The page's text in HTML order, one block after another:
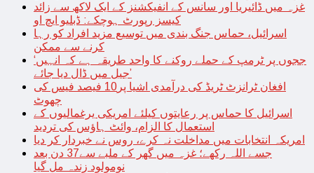
غزہ میں ڈائیریا اور سانس کے انفیکشنز کے ایک لاکھ سے زائد
کیسز رپورٹ ہوچکے: ڈبلیو ایچ او
اسرائیل، حماس جنگ بندی میں توسیع مزید افراد کو رہا
کرنے سے ممکن
‘ججوں پر ٹرمپ کے حملے روکنے کا واحد طریقہ ہے کہ انہیں
جیل میں ڈال دیا جائے’
افغان ٹرانزٹ ٹریڈ کی درآمدی اشیا پر10 فیصد فیس کی
چھوٹ
اسرائیل کا حماس پر رعایتوں کیلئے امریکی یرغمالیوں کے
استعمال کا الزام، وائٹ ہاؤس کی تردید
امریکہ انتخابات میں مداخلت نہ کرے، روس نے خبردار کر دیا
جسے اللہ رکھے؛ غزہ میں گھر کے ملبے سے37 دن بعد
نومولود زندہ مل گیا